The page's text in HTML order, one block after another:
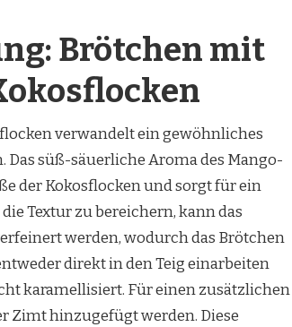
Brötchen mit
verwandelt ein gewöhnliches
süß-säuerliche Aroma des Mango-
der Kokosflocken und sorgt für ein
Textur zu bereichern, kann das
werden, wodurch das Brötchen
direkt in den Teig einarbeiten
karamellisiert. Für einen zusätzlichen
Zimt hinzugefügt werden. Diese